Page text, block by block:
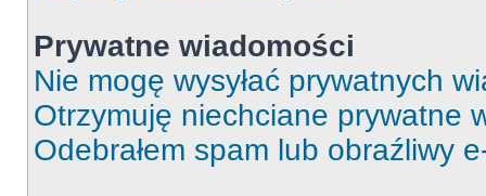
Prywatne wiadomości
Nie mogę wysyłać prywatnych
Otrzymuję niechciane prywatne
Odebrałem spam lub obraźliwy